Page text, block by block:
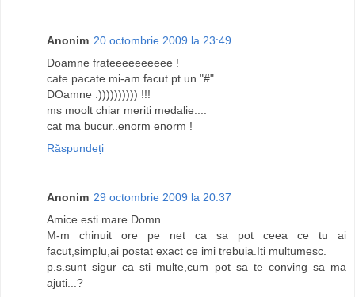
Anonim 20 octombrie 2009 la 23:49
Doamne frateeeeeeeeee !
cate pacate mi-am facut pt un "#"
DOamne :)))))))))) !!!
ms moolt chiar meriti medalie....
cat ma bucur..enorm enorm !
Răspundeți
Anonim 29 octombrie 2009 la 20:37
Amice esti mare Domn...
M-m chinuit ore pe net ca sa pot ceea ce tu ai
facut,simplu,ai postat exact ce imi trebuia.Iti multumesc.
p.s.sunt sigur ca sti multe,cum pot sa te conving sa ma
ajuti...?